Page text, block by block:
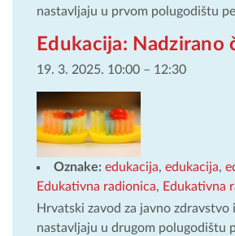
nastavljaju u prvom polugodištu
Edukacija:
19. 3. 2025. 10:00 – 12:30
Oznake: edukacija, edukacija,
Edukativna radionica, Edukativna
Hrvatski zavod za javno
nastavljaju u drugom polugodištu